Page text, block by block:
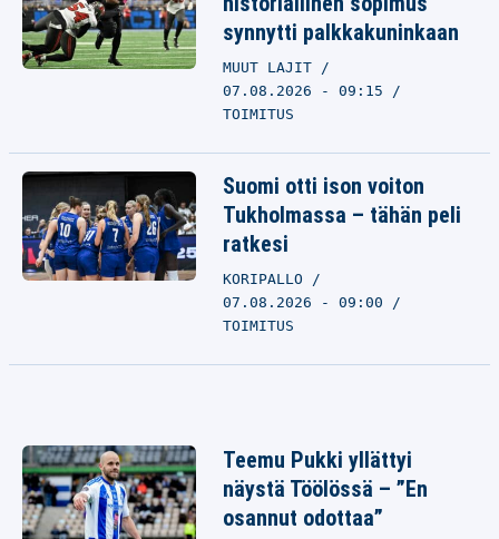
synnytti palkkakuninkaan
MUUT LAJIT
07.08.2026 - 09:15
TOIMITUS
Suomi otti ison voiton
Tukholmassa – tähän peli
ratkesi
KORIPALLO
07.08.2026 - 09:00
TOIMITUS
Teemu Pukki yllättyi
näystä Töölössä – ”En
osannut odottaa”